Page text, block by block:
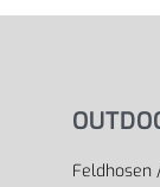
Feldhosen